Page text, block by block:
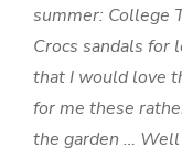
summer: College
Crocs sandals for
that I would love
for me these
the garden …